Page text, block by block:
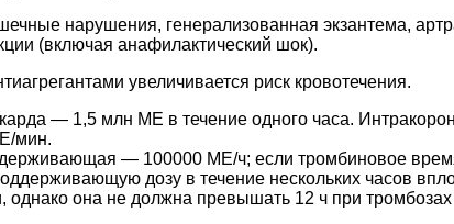
нарушения, генерализованная экзантема,
(включая анафилактический шок).
увеличивается риск кровотечения.
— 1,5 млн МЕ в течение одного часа.
мин.
— 100000 МЕ/ч; если тромбиновое
дозу в течение нескольких часов
однако она не должна превышать 12 ч при